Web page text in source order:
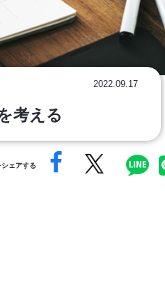
2022.09.17
考える
ェアする